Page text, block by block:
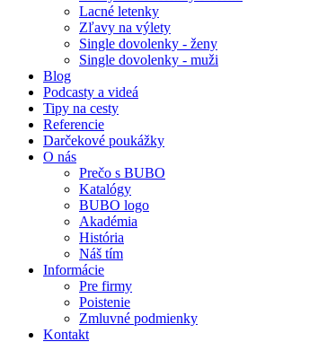
Lacné letenky
Zľavy na výlety
Single dovolenky - ženy
Single dovolenky - muži
Blog
Podcasty a videá
Tipy na cesty
Referencie
Darčekové poukážky
O nás
Prečo s BUBO
Katalógy
BUBO logo
Akadémia
História
Náš tím
Informácie
Pre firmy
Poistenie
Zmluvné podmienky
Kontakt